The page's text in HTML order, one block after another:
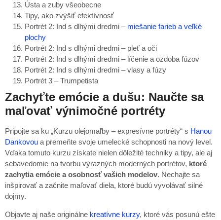
Ústa a zuby všeobecne
Tipy, ako zvýšiť efektívnosť
Portrét 2: Ind s dlhými dredmi – miešanie farieb a veľké
plochy
Portrét 2: Ind s dlhými dredmi – pleť a oči
Portrét 2: Ind s dlhými dredmi – líčenie a ozdoba fúzov
Portrét 2: Ind s dlhými dredmi – vlasy a fúzy
Portrét 3 – Trumpetista
Zachyťte emócie a dušu: Naučte sa
maľovať výnimočné portréty
Pripojte sa ku „Kurzu olejomaľby – expresívne portréty“ s Hanou
Dankovou a premeňte svoje umelecké schopnosti na nový level.
Vďaka tomuto kurzu získate nielen dôležité techniky a tipy, ale aj
sebavedomie na tvorbu výrazných moderných portrétov, ktoré
zachytia emócie a osobnosť vašich modelov. Nechajte sa
inšpirovať a začnite maľovať diela, ktoré budú vyvolávať silné
dojmy.
Objavte aj naše originálne kreatívne kurzy, ktoré vás posunú ešte